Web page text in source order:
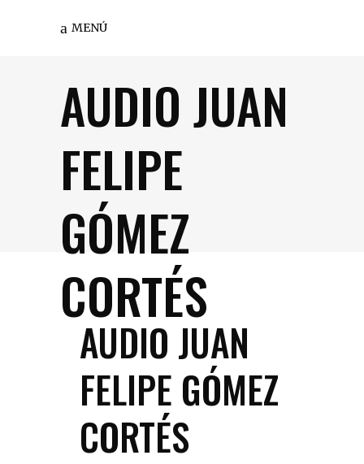
MENÚ
AUDIO JUAN
FELIPE
GÓMEZ
CORTÉS
AUDIO JUAN
FELIPE GÓMEZ
CORTÉS